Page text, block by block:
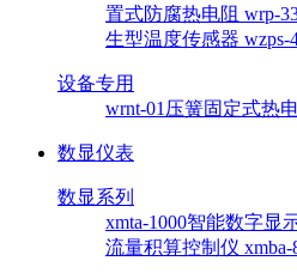
置式防腐热电阻 wrp-
生型温度传感器 wzps-
设备专用
wrnt-01压簧固定式热
数显仪表
数显系列
xmta-1000智能数字显
流量积算控制仪